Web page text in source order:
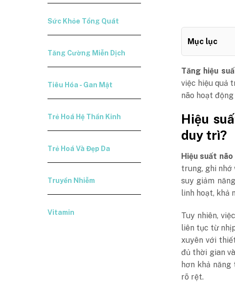
Sức Khỏe Tổng Quát
Tăng Cường Miễn Dịch
Tiêu Hóa - Gan Mật
Trẻ Hoá Hệ Thần Kinh
Trẻ Hoá Và Đẹp Da
Truyền Nhiễm
Vitamin
Mục lục
Tăng hiệu
việc hiệu quả
não hoạt
Hiệu
duy trì?
Hiệu suất não
trung, ghi nhớ
suy giảm
linh hoạt, khả
Tuy nhiên,
liên tục từ
xuyên với
đủ thời gian
hơn khả
rõ rệt.